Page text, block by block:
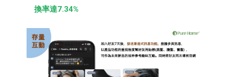
換率達7.34%